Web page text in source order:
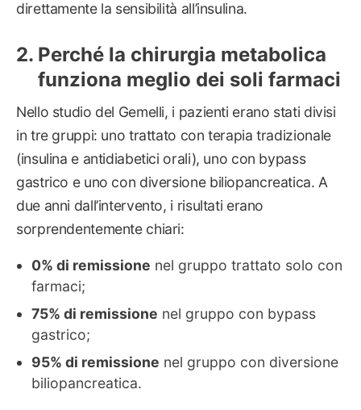
direttamente la sensibilità all’insulina.
Perché la chirurgia metabolica
funziona meglio dei soli farmaci
Nello studio del Gemelli, i pazienti erano stati divisi
in tre gruppi: uno trattato con terapia tradizionale
(insulina e antidiabetici orali), uno con bypass
gastrico e uno con diversione biliopancreatica. A
due anni dall’intervento, i risultati erano
sorprendentemente chiari:
0% di remissione nel gruppo trattato solo con
farmaci;
75% di remissione nel gruppo con bypass
gastrico;
95% di remissione nel gruppo con diversione
biliopancreatica.